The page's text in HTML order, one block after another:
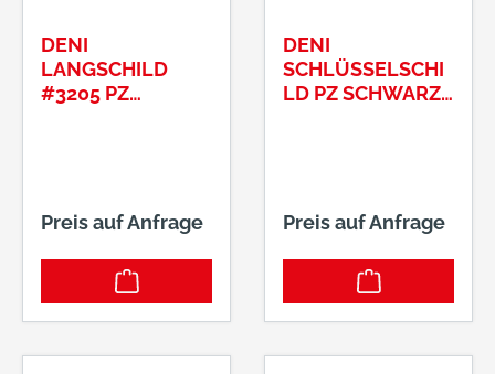
DENI
LANGSCHILD
#3205 PZ
Preis auf Anfrage
DENI
SCHLÜSSELSCHI
LD PZ SCHWARZ
Preis auf Anfrage